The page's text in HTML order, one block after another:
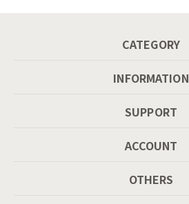
CATEGORY
INFORMATION
SUPPORT
ACCOUNT
OTHERS